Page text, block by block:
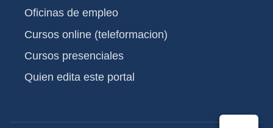
Oficinas de empleo
Cursos online (teleformacion)
Cursos presenciales
Quien edita este portal